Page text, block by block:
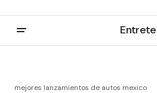
mejores lanzamientos de autos mexico